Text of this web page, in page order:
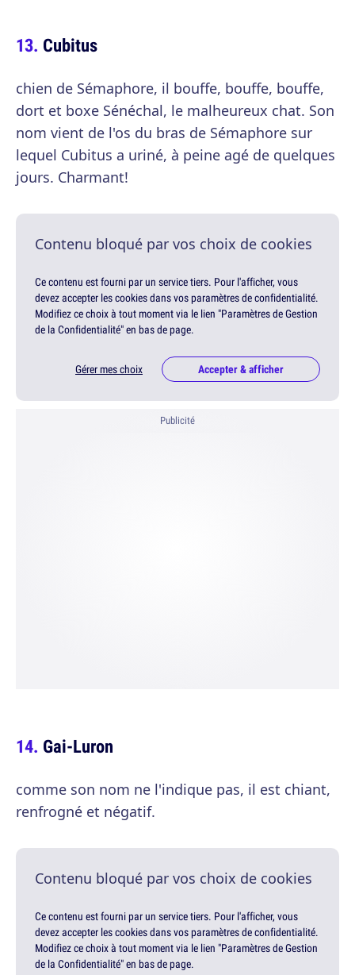
Cubitus
chien de Sémaphore, il bouffe, bouffe, bouffe,
dort et boxe Sénéchal, le malheureux chat. Son
nom vient de l'os du bras de Sémaphore sur
lequel Cubitus a uriné, à peine agé de quelques
jours. Charmant!
Contenu bloqué par vos choix de cookies
Ce contenu est fourni par un service tiers. Pour l'afficher, vous
devez accepter les cookies dans vos paramètres de confidentialité.
Modifiez ce choix à tout moment via le lien "Paramètres de Gestion
de la Confidentialité" en bas de page.
Gérer mes choix Accepter & afficher
Publicité
Gai-Luron
comme son nom ne l'indique pas, il est chiant,
renfrogné et négatif.
Contenu bloqué par vos choix de cookies
Ce contenu est fourni par un service tiers. Pour l'afficher, vous
devez accepter les cookies dans vos paramètres de confidentialité.
Modifiez ce choix à tout moment via le lien "Paramètres de Gestion
de la Confidentialité" en bas de page.